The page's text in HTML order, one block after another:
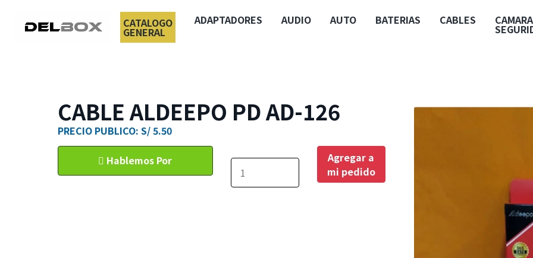
CATALOGO
GENERAL
ADAPTADORES AUDIO AUTO BATERIAS CABLES
CABLE ALDEEPO PD AD-126
PRECIO PUBLICO: S/ 5.50
Hablemos Por
Agregar a
mi pedido